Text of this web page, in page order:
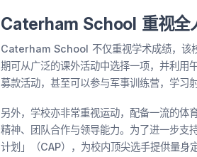
Caterham School 重视全
Caterham School 不仅重视学术成绩，该
期可从广泛的课外活动中选择一项，并利用
募款活动，甚至可以参与军事训练营，学习
另外，学校亦非常重视运动，配备一流的体
精神、团队合作与领导能力。为了进一步
计划」（CAP），为校内顶尖选手提供量身